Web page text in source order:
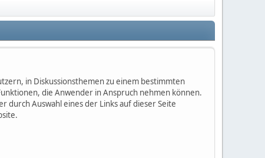
in Diskussionsthemen zu einem bestimmten
die Anwender in Anspruch nehmen können.
durch Auswahl eines der Links auf dieser Seite